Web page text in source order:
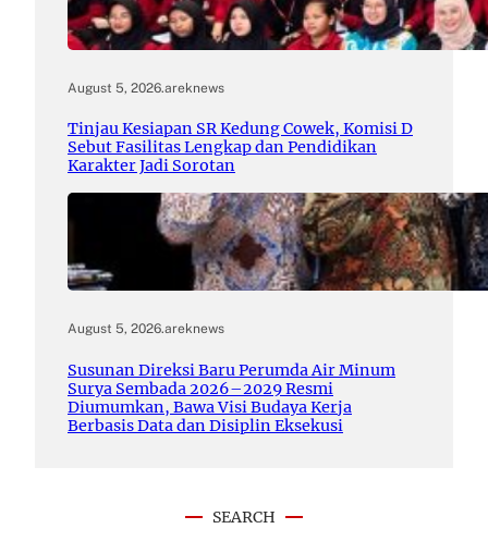
August 5, 2026.areknews
Tinjau Kesiapan SR Kedung Cowek, Komisi D
Sebut Fasilitas Lengkap dan Pendidikan
Karakter Jadi Sorotan
August 5, 2026.areknews
Susunan Direksi Baru Perumda Air Minum
Surya Sembada 2026–2029 Resmi
Diumumkan, Bawa Visi Budaya Kerja
Berbasis Data dan Disiplin Eksekusi
SEARCH